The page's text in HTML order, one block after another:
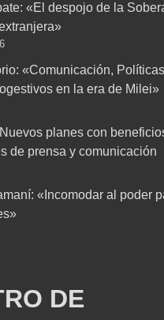
«El despojo de la
«Comunicación,
en la era de Milei»
planes con
de prensa y comunicación
«Incomodar al poder
DE